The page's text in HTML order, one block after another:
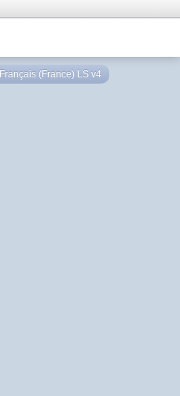
Français (France) LS v4